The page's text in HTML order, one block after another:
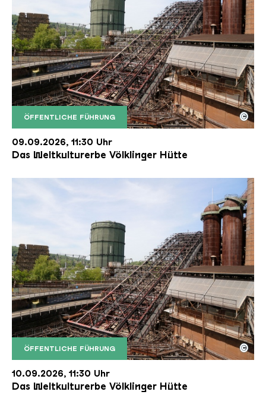
ÖFFENTLICHE FÜHRUNG
Der Erzschrägaufzug der Völklinger Hütte mit
Copyright: Weltkulturerbe Völklinger Hütte | Karl
©
09.09.2026, 11:30 Uhr
Das Weltkulturerbe Völklinger Hütte
ÖFFENTLICHE FÜHRUNG
Der Erzschrägaufzug der Völklinger Hütte mit
Copyright: Weltkulturerbe Völklinger Hütte | Karl
©
10.09.2026, 11:30 Uhr
Das Weltkulturerbe Völklinger Hütte